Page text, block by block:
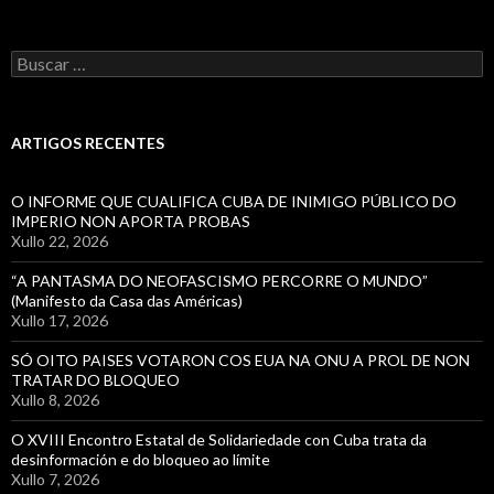
sobre
Buscar:
ARTIGOS RECENTES
O INFORME QUE CUALIFICA CUBA DE INIMIGO PÚBLICO DO
IMPERIO NON APORTA PROBAS
Xullo 22, 2026
“A PANTASMA DO NEOFASCISMO PERCORRE O MUNDO”
(Manifesto da Casa das Américas)
Xullo 17, 2026
SÓ OITO PAISES VOTARON COS EUA NA ONU A PROL DE NON
TRATAR DO BLOQUEO
Xullo 8, 2026
O XVIII Encontro Estatal de Solidariedade con Cuba trata da
desinformación e do bloqueo ao límite
Xullo 7, 2026